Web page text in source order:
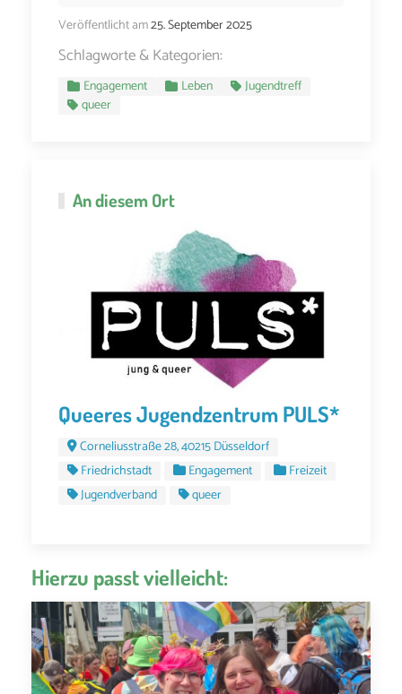
Veröffentlicht am25. September 2025
Schlagworte & Kategorien:
Engagement Leben
Jugendtreff
queer
An diesem Ort
Queeres Jugendzentrum PULS*
Corneliusstraße 28, 40215 Düsseldorf
Friedrichstadt
Engagement
Freizeit
Jugendverband
queer
Hierzu passt vielleicht: